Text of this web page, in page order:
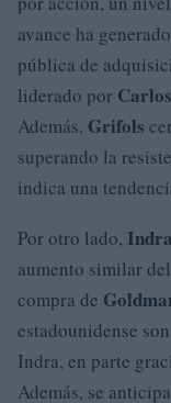
avance ha
pública de
liderado por
Además, Grifols
superando la
indica una
Por otro lado, Indra
aumento similar del
compra de
estadounidense
Indra, en parte
Además, se